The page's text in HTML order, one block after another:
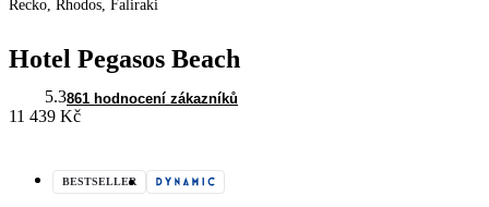
Řecko, Rhodos, Faliraki
Hotel Pegasos Beach
5.3861 hodnocení zákazníků
11 439 Kč
BESTSELLER